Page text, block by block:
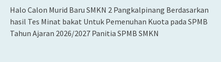
Halo Calon Murid Baru SMKN 2 Pangkalpinang Berdasarkan
hasil Tes Minat bakat Untuk Pemenuhan Kuota pada SPMB
Tahun Ajaran 2026/2027 Panitia SPMB SMKN